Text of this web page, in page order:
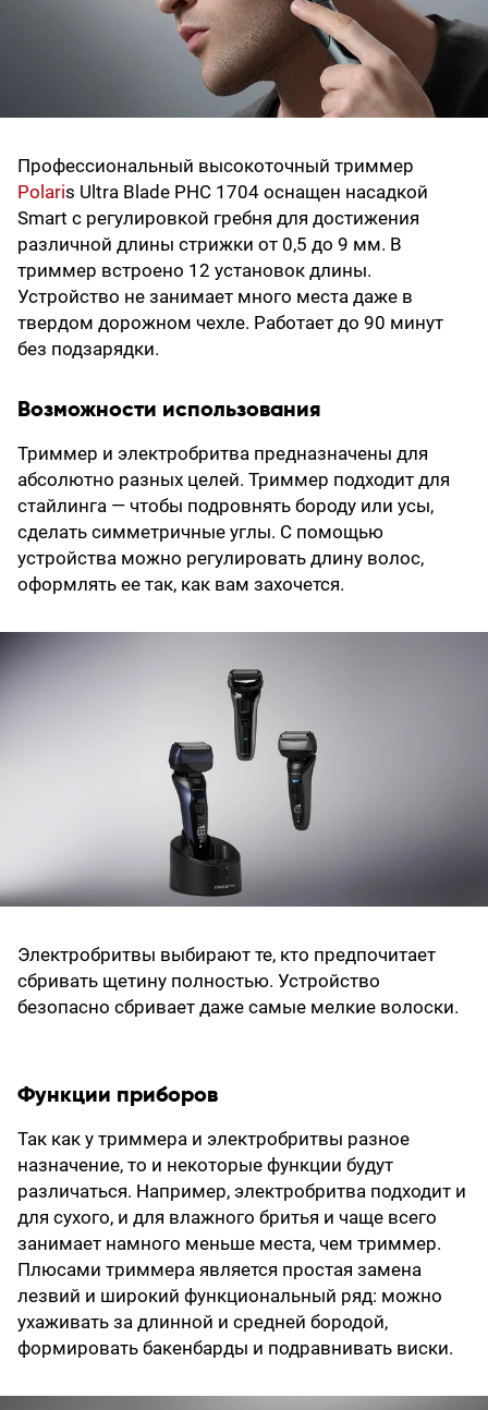
Профессиональный высокоточный триммер
Polaris Ultra Blade PHC 1704 оснащен насадкой
Smart с регулировкой гребня для достижения
различной длины стрижки от 0,5 до 9 мм. В
триммер встроено 12 установок длины.
Устройство не занимает много места даже в
твердом дорожном чехле. Работает до 90 минут
без подзарядки.
Возможности использования
Триммер и электробритва предназначены для
абсолютно разных целей. Триммер подходит для
стайлинга — чтобы подровнять бороду или усы,
сделать симметричные углы. С помощью
устройства можно регулировать длину волос,
оформлять ее так, как вам захочется.
Электробритвы выбирают те, кто предпочитает
сбривать щетину полностью. Устройство
безопасно сбривает даже самые мелкие волоски.
Функции приборов
Так как у триммера и электробритвы разное
назначение, то и некоторые функции будут
различаться. Например, электробритва подходит и
для сухого, и для влажного бритья и чаще всего
занимает намного меньше места, чем триммер.
Плюсами триммера является простая замена
лезвий и широкий функциональный ряд: можно
ухаживать за длинной и средней бородой,
формировать бакенбарды и подравнивать виски.